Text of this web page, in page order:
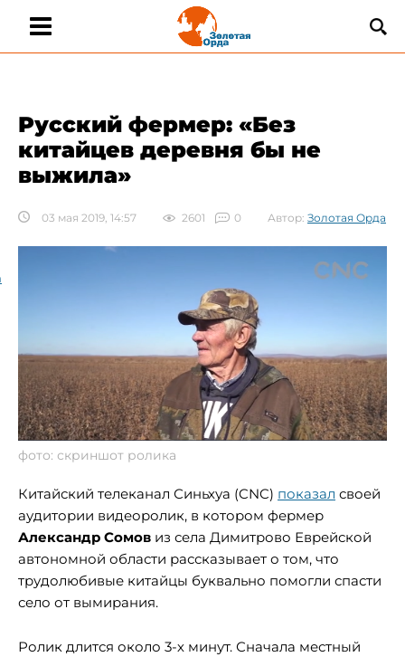
Русский фермер: «Без
китайцев деревня бы не
выжила»
03 мая 2019, 14:57 2601 0 Автор: Золотая Орда
фото: скриншот ролика
Китайский телеканал Синьхуа (CNC) показал своей
аудитории видеоролик, в котором фермер
Александр Сомов из села Димитрово Еврейской
автономной области рассказывает о том, что
трудолюбивые китайцы буквально помогли спасти
село от вымирания.
Ролик длится около 3-х минут. Сначала местный